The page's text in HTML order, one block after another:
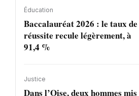
Éducation
Baccalauréat 2026 : le taux de
réussite recule légèrement, à
91,4 %
Justice
Dans l’Oise, deux hommes mis